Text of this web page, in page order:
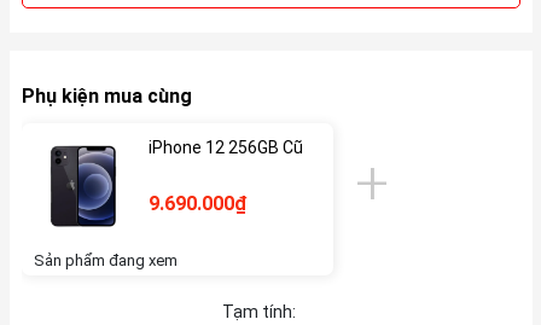
Phụ kiện mua cùng
iPhone 12 256GB Cũ
9.690.000₫
Sản phẩm đang xem
Tạm tính: